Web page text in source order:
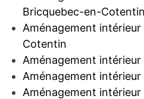
Bricquebec-en-Cotentin
Aménagement
Cotentin
Aménagement intérieur
Aménagement
Aménagement